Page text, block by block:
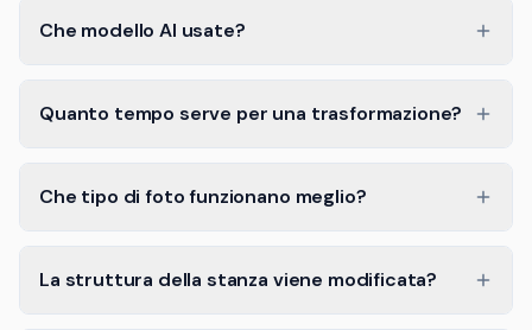
Che modello AI usate?
Quanto tempo serve per una trasformazione?
Che tipo di foto funzionano meglio?
La struttura della stanza viene modificata?